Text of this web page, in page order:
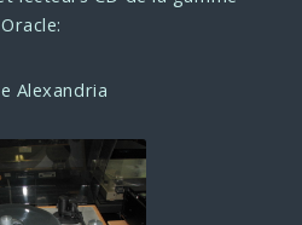
Oracle:
Alexandria